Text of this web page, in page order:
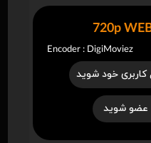
کاربری خود شوید
عضو شوید
720p
Encoder : DigiMoviez